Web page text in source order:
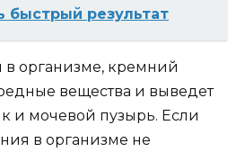
быстрый результат
в организме, кремний
вещества и выведет
и мочевой пузырь. Если
в организме не